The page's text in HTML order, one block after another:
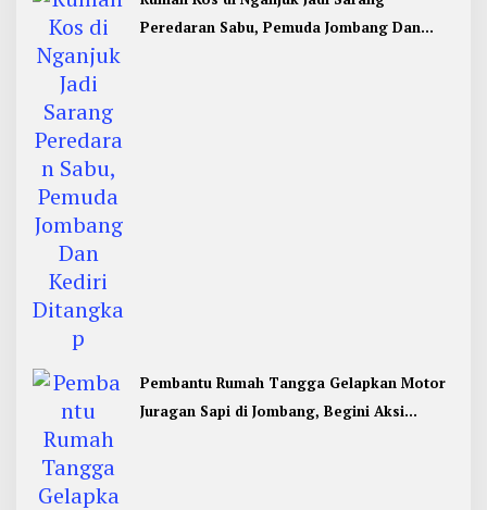
Peredaran Sabu, Pemuda Jombang Dan
Pembantu Rumah Tangga Gelapkan Motor
Juragan Sapi di Jombang, Begini Aksi